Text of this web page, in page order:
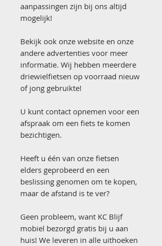
aanpassingen zijn bij ons altijd
mogelijk!
Bekijk ook onze website en onze
andere advertenties voor meer
informatie. Wij hebben meerdere
driewielfietsen op voorraad nieuw
of jong gebruikte!
U kunt contact opnemen voor een
afspraak om een fiets te komen
bezichtigen.
Heeft u één van onze fietsen
elders geprobeerd en een
beslissing genomen om te kopen,
maar de afstand is te ver?
Geen probleem, want KC Blijf
mobiel bezorgd gratis bij u aan
huis! We leveren in alle uithoeken